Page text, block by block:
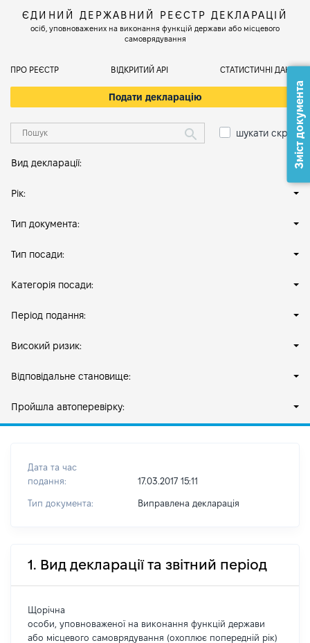
ЄДИНИЙ ДЕРЖАВНИЙ РЕЄСТР ДЕКЛАРАЦІЙ
осіб, уповноважених на виконання функцій держави або місцевого
самоврядування
ПРО РЕЄСТР ВІДКРИТИЙ АРІ СТАТИСТИЧНІ ДАНІ
Подати декларацію
шукати скрізь
Вид декларації:
Рік:
Тип документа:
Тип посади:
Категорія посади:
Період подання:
Високий ризик:
Відповідальне становище:
Пройшла автоперевірку:
Дата та час
подання:
17.03.2017 15:11
Тип документа: Виправлена декларація
1. Вид декларації та звітний період
Щорічна
особи, уповноваженої на виконання функцій держави
або місцевого самоврядування (охоплює попередній рік)
Зміст документа